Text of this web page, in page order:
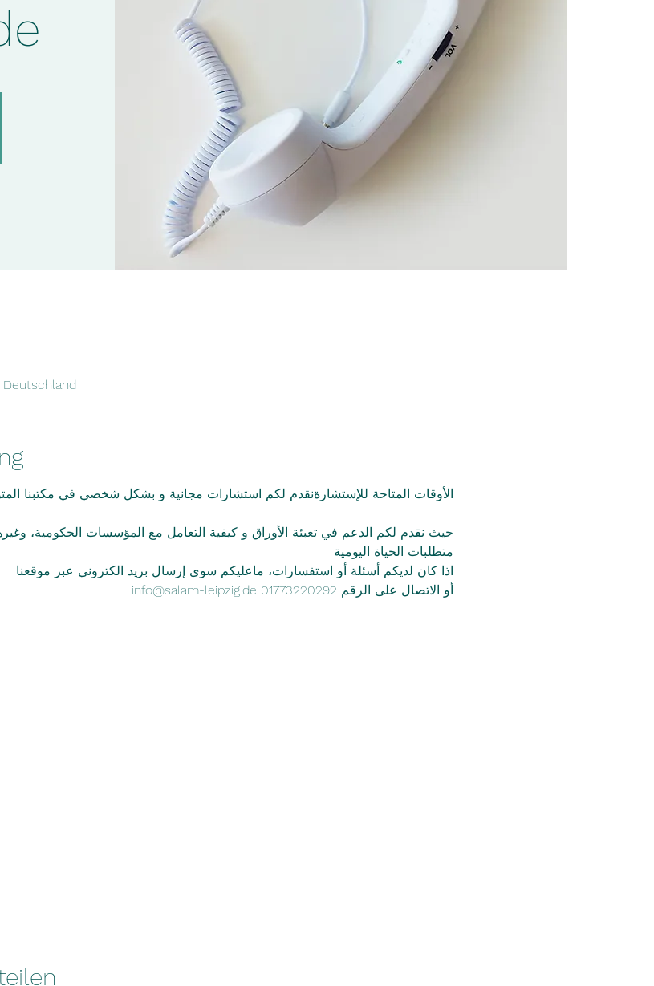
Deutschland
الأوقات المتاحة للإستشارةنقدم لكم استشارات مجانية و بشكل شخصي في مكتبنا
حيث نقدم لكم الدعم في تعبئة الأوراق و كيفية التعامل مع المؤسسات الحكومية،
متطلبات الحياة اليومية
اذا كان لديكم أسئلة أو استفسارات، ماعليكم سوى إرسال بريد الكتروني عبر موقعنا
أو الاتصال على الرقم 01773220292 info@salam-leipzig.de